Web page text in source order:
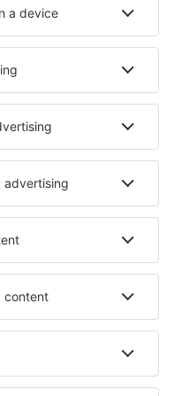
Island
in Săcel
v České Skalici
Velha
Glan-Münchweiler